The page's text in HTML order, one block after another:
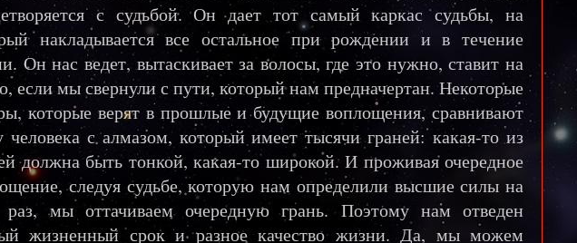
с судьбой. Он дает тот самый каркас судьбы, на
накладывается все остальное при рождении и в течение
Он нас ведет, вытаскивает за волосы, где это нужно, ставит на
если мы свернули с пути, который нам предначертан. Некоторые
которые верят в прошлые и будущие воплощения, сравнивают
человека с алмазом, который имеет тысячи граней: какая-то из
должна быть тонкой, какая-то широкой. И проживая очередное
следуя судьбе, которую нам определили высшие силы на
раз, мы оттачиваем очередную грань. Поэтому нам отведен
жизненный срок и разное качество жизни. Да, мы можем